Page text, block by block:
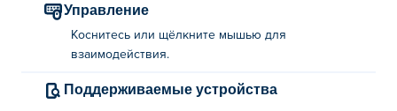
Управление
Коснитесь или щёлкните мышью для
взаимодействия.
Поддерживаемые устройства